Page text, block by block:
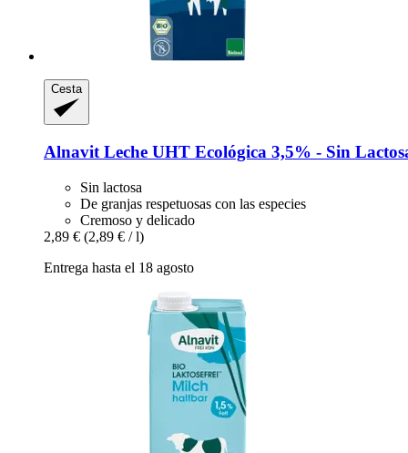
Cesta
Alnavit Leche UHT Ecológica 3,5% -​ Sin
Sin lactosa
De granjas respetuosas con las especies
Cremoso y delicado
2,89 € (2,89 € / l)
Entrega hasta el 18 agosto